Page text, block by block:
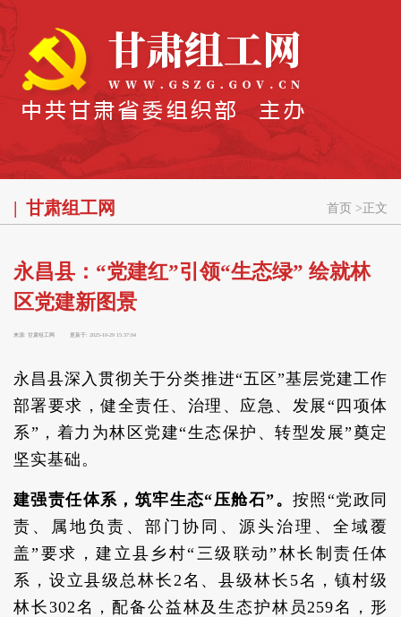
甘肃组工网 首页 > 正文
永昌县：“党建红”引领“生态绿” 绘就林
区党建新图景
来源: 甘肃组工网 更新于: 2025-10-29 15:37:04
永昌县深入贯彻关于分类推进“五区”基层党建工作
部署要求，健全责任、治理、应急、发展“四项体
系”，着力为林区党建“生态保护、转型发展”奠定
坚实基础。
建强责任体系，筑牢生态“压舱石”。 按照“党政同
责、属地负责、部门协同、源头治理、全域覆
盖”要求，建立县乡村“三级联动”林长制责任体
系，设立县级总林长2名、县级林长5名，镇村级
林长302名，配备公益林及生态护林员259名，形